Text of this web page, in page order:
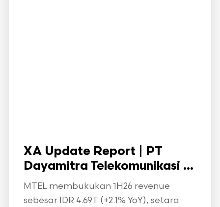
XA Update Report | PT
Dayamitra Telekomunikasi ...
MTEL membukukan 1H26 revenue
sebesar IDR 4.69T (+2.1% YoY), setara